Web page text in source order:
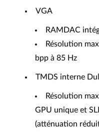
VGA
RAMDAC
Résolution
bpp à 85 Hz
TMDS interne
Résolution
GPU unique et
(atténuation